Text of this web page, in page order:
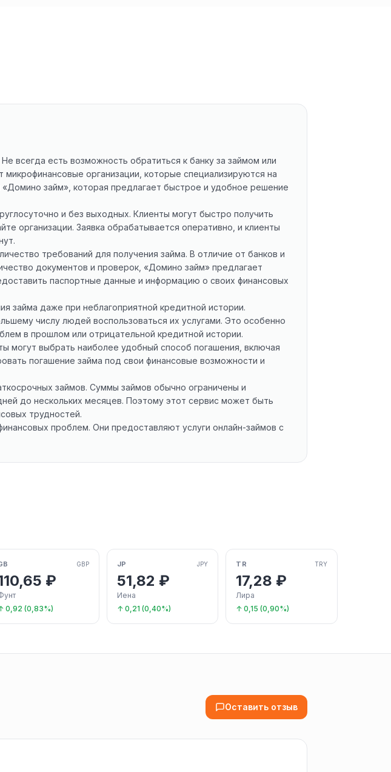
всегда есть возможность обратиться к банку за займом или
организации, которые специализируются на
займ», которая предлагает быстрое и удобное решение
и без выходных. Клиенты могут быстро получить
организации. Заявка обрабатывается оперативно, и клиенты
требований для получения займа. В отличие от банков и
документов и проверок, «Домино займ» предлагает
паспортные данные и информацию о своих финансовых
займа даже при неблагоприятной кредитной истории.
числу людей воспользоваться их услугами. Это особенно
в прошлом или отрицательной кредитной истории.
могут выбрать наиболее удобный способ погашения, включая
погашение займа под свои финансовые возможности и
займов. Суммы займов обычно ограничены и
до нескольких месяцев. Поэтому этот сервис может быть
трудностей.
проблем. Они предоставляют услуги онлайн-займов с
GBP
₽
0,92 (0,83%)
JP JPY
51,82 ₽
Иена
↑ 0,21 (0,40%)
TR TRY
17,28 ₽
Лира
↑ 0,15 (0,90%)
Оставить отзыв